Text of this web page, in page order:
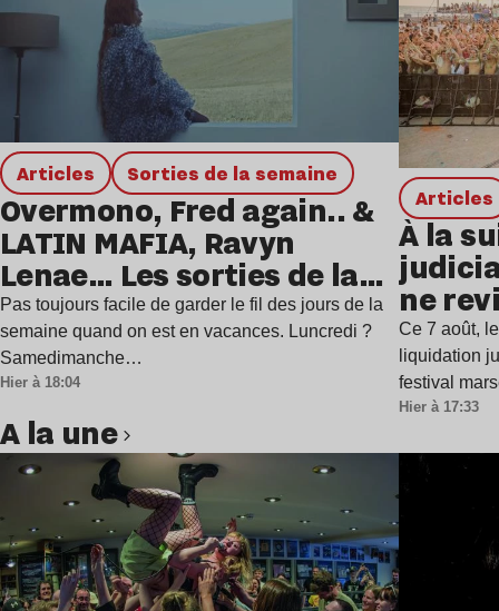
Articles Sorties de la semaine
Overmono, Fred again.. &
LATIN MAFIA, Ravyn
Lenae… Les sorties de la
semaine
Pas toujours facile de garder le fil des jours de la
semaine quand on est en vacances. Luncredi ?
Samedimanche…
Hier à 18:04
Articles
À la
ne
Ce 7 août,
liquidation
festival
Hier à 17:33
A la une
Lire l’article